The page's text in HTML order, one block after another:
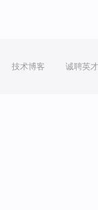
技术博客 诚聘英才